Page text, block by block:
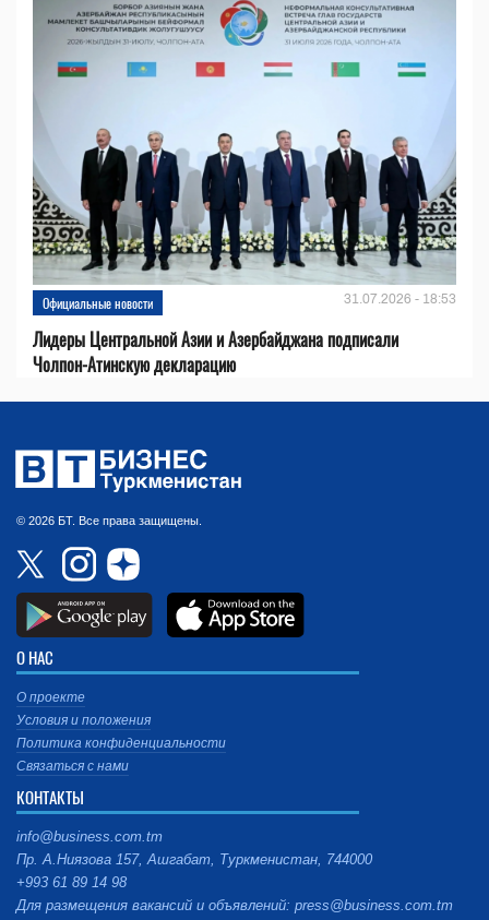
Официальные новости 31.07.2026 - 18:53
Лидеры Центральной Азии и Азербайджана подписали
Чолпон-Атинскую декларацию
© 2026 БТ. Все права защищены.
О НАС
О проекте
Условия и положения
Политика конфиденциальности
Связаться с нами
КОНТАКТЫ
info@business.com.tm
Пр. А.Ниязова 157, Ашгабат, Туркменистан, 744000
+993 61 89 14 98
Для размещения вакансий и объявлений: press@business.com.tm